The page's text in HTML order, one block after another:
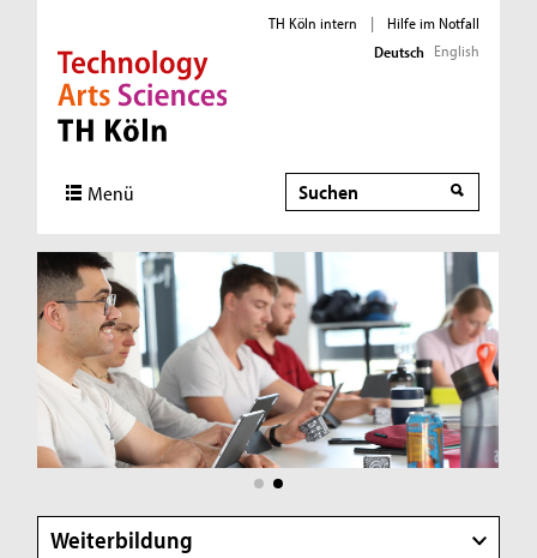
Direkt zur Hauptnavigation
Direkt zur Subnavigation
Direkt zum Inhalt
Direkt zum Fußbereich
TH Köln intern |
Hilfe im Notfall
Deutsch English
Menü Suche
Weiterbildung